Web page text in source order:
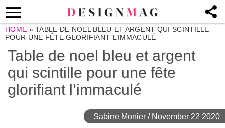
HOME »TABLE DE NOEL BLEU ET ARGENT QUI SCINTILLE
POUR UNE FÊTE GLORIFIANT L’IMMACULÉ
Table de noel bleu et argent
qui scintille pour une fête
glorifiant l’immaculé
Sabine Monier / November 22 2020